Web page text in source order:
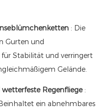
: Die
Gurten und
Stabilität und verringert
Gelände.
Regenfliege :
ein abnehmbares